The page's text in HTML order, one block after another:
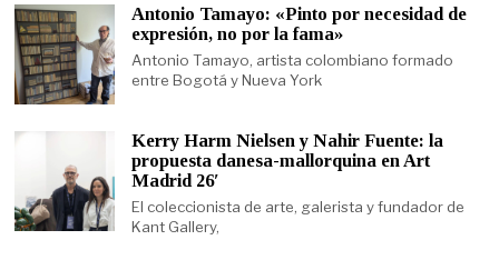
Antonio Tamayo: «Pinto por necesidad de
expresión, no por la fama»
Antonio Tamayo, artista colombiano formado
entre Bogotá y Nueva York
Kerry Harm Nielsen y Nahir Fuente: la
propuesta danesa-mallorquina en Art
Madrid 26′
El coleccionista de arte, galerista y fundador de
Kant Gallery,